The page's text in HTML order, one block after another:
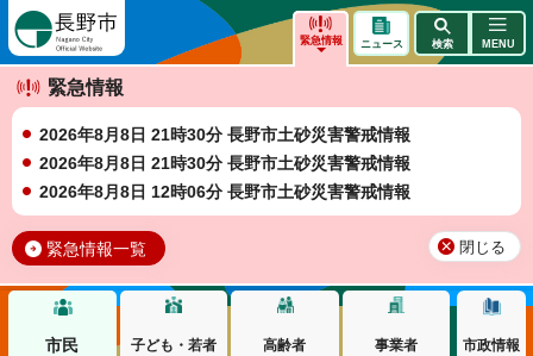
緊急情報
緊急情報
2026年8月8日 21時30分 長野市土砂災害警戒情報
2026年8月8日 21時30分 長野市土砂災害警戒情報
2026年8月8日 12時06分 長野市土砂災害警戒情報
緊急情報一覧 閉じる
ニュース 検索 MENU
市民 子ども・若者 高齢者 事業者 市政情報